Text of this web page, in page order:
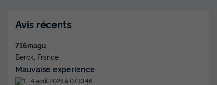
Avis récents
716magu
Berck, France
Mauvaise expérience
4 août 2026 à 07:33:46